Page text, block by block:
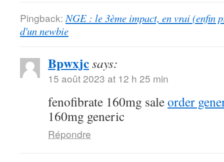
Pingback: NGE : le 3ème impact, en vrai (enfin
d'un newbie
Bpwxjcsays:
15 août 2023 at 12 h 25 min
fenofibrate 160mg saleorder
160mg generic
Répondre